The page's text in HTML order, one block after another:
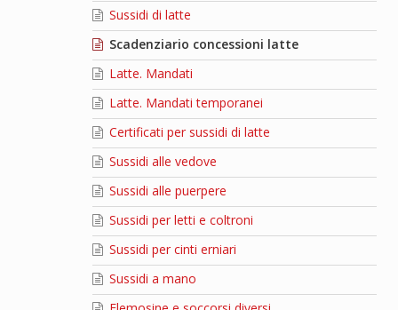
Sussidi di latte
Scadenziario concessioni latte
Latte. Mandati
Latte. Mandati temporanei
Certificati per sussidi di latte
Sussidi alle vedove
Sussidi alle puerpere
Sussidi per letti e coltroni
Sussidi per cinti erniari
Sussidi a mano